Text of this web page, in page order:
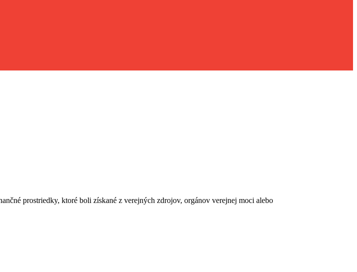
prostriedky, ktoré boli získané z verejných zdrojov, orgánov verejnej moci alebo